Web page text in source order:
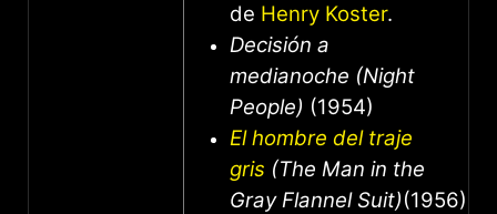
de Henry Koster.
Decisión a
medianoche (Night
People) (1954)
El hombre del traje
gris (The Man in the
Gray Flannel Suit)(1956)